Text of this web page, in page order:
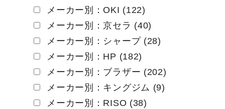
メーカー別：OKI (122)
メーカー別：京セラ (40)
メーカー別：シャープ (28)
メーカー別：HP (182)
メーカー別：ブラザー (202)
メーカー別：キングジム (9)
メーカー別：RISO (38)